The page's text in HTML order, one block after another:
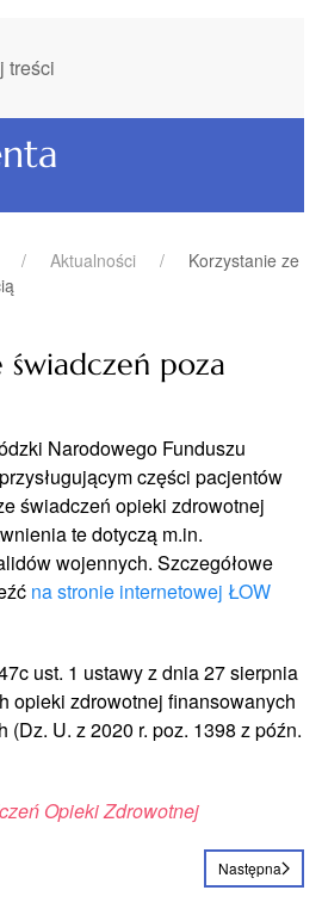
treści
Aktualności
Korzystanie ze
świadczeń poza
Narodowego Funduszu
części pacjentów
świadczeń opieki zdrowotnej
te dotyczą m.in.
wojennych. Szczegółowe
na stronie internetowej ŁOW
ust. 1 ustawy z dnia 27 sierpnia
opieki zdrowotnej finansowanych
(Dz. U. z 2020 r. poz. 1398 z późn.
Opieki Zdrowotnej
Następna